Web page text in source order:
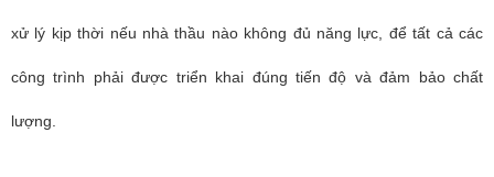
xử lý kịp thời nếu nhà thầu nào không đủ năng lực, để tất cả các
công trình phải được triển khai đúng tiến độ và đảm bảo chất
lượng.